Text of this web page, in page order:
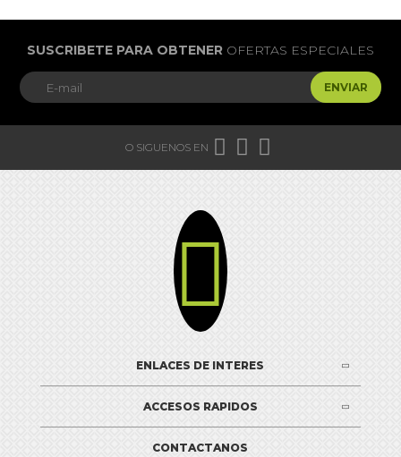
SUSCRIBETE PARA OBTENER OFERTAS ESPECIALES
ENVIAR
O SIGUENOS EN   

ENLACES DE INTERES
ACCESOS RAPIDOS
CONTACTANOS